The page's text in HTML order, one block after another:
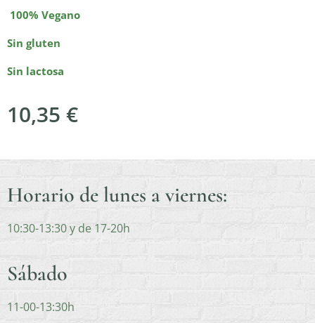
100% Vegano
Sin gluten
Sin lactosa
10,35 €
Horario de lunes a viernes:
10:30-13:30 y de 17-20h
Sábado
11-00-13:30h